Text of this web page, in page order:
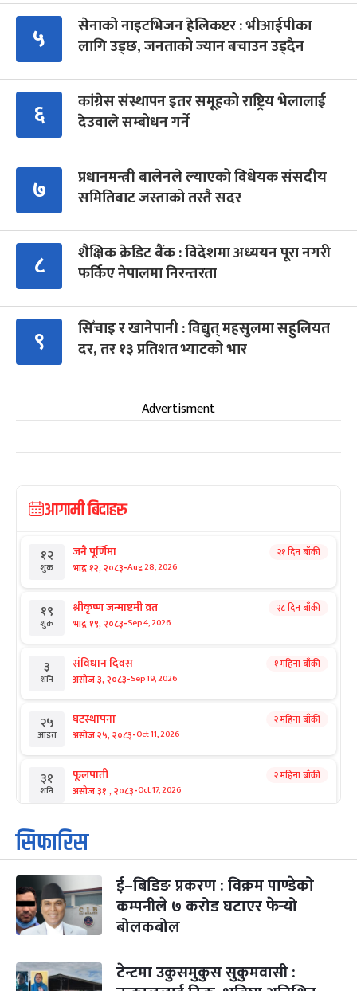
५
सेनाको नाइटभिजन हेलिकप्टर : भीआईपीका
लागि उड्छ, जनताको ज्यान बचाउन उड्दैन
६
कांग्रेस संस्थापन इतर समूहको राष्ट्रिय भेलालाई
देउवाले सम्बोधन गर्ने
७
प्रधानमन्त्री बालेनले ल्याएको विधेयक संसदीय
समितिबाट जस्ताको तस्तै सदर
८
शैक्षिक क्रेडिट बैंक : विदेशमा अध्ययन पूरा नगरी
फर्किए नेपालमा निरन्तरता
९
सिँचाइ र खानेपानी : विद्युत् महसुलमा सहुलियत
दर, तर १३ प्रतिशत भ्याटको भार
Advertisment
आगामी बिदाहरु
१२
शुक्र
जनै पूर्णिमा
भाद्र १२, २०८३-Aug 28, 2026
२१ दिन बाँकी
१९
शुक्र
श्रीकृष्ण जन्माष्टमी व्रत
भाद्र १९, २०८३-Sep 4, 2026
२८ दिन बाँकी
३
शनि
संविधान दिवस
असोज ३, २०८३-Sep 19, 2026
१ महिना बाँकी
२५
आइत
घटस्थापना
असोज २५, २०८३-Oct 11, 2026
२ महिना बाँकी
३१
शनि
फूलपाती
असोज ३१ , २०८३-Oct 17, 2026
२ महिना बाँकी
१
आइत
कार्तिक सङ्क्रान्ति
कार्तिक १, २०८३
३
मंगल
महानवमी
कार्तिक ३, २०८३-Oct 20, 2026
२ महिना बाँकी
४
सिफारिस
ई–बिडिङ प्रकरण : विक्रम पाण्डेको
कम्पनीले ७ करोड घटाएर फेर्‍यो
बोलकबोल
टेन्टमा उकुसमुकुस सुकुमवासी :